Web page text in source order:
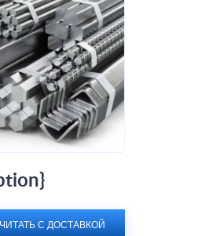
С ДОСТАВКОЙ